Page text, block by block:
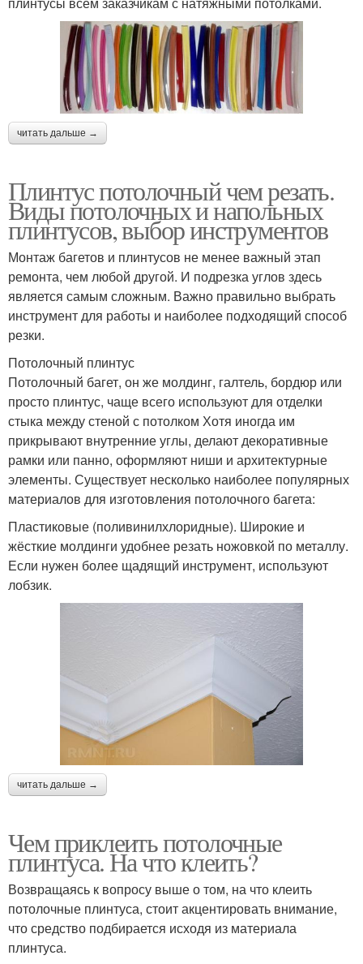
читать дальше →
Плинтус потолочный чем резать.
Виды потолочных и напольных
плинтусов, выбор инструментов
Монтаж багетов и плинтусов не менее важный этап
ремонта, чем любой другой. И подрезка углов здесь
является самым сложным. Важно правильно выбрать
инструмент для работы и наиболее подходящий способ
резки.
Потолочный плинтус
Потолочный багет, он же молдинг, галтель, бордюр или
просто плинтус, чаще всего используют для отделки
стыка между стеной с потолком Хотя иногда им
прикрывают внутренние углы, делают декоративные
рамки или панно, оформляют ниши и архитектурные
элементы. Существует несколько наиболее популярных
материалов для изготовления потолочного багета:
Пластиковые (поливинилхлоридные). Широкие и
жёсткие молдинги удобнее резать ножовкой по металлу.
Если нужен более щадящий инструмент, используют
лобзик.
читать дальше →
Чем приклеить потолочные
плинтуса. На что клеить?
Возвращаясь к вопросу выше о том, на что клеить
потолочные плинтуса, стоит акцентировать внимание,
что средство подбирается исходя из материала
плинтуса.